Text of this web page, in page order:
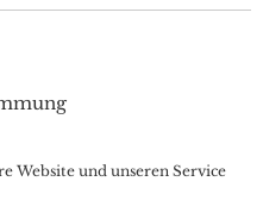
Website und unseren Service